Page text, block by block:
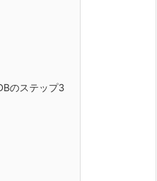
のステップ3